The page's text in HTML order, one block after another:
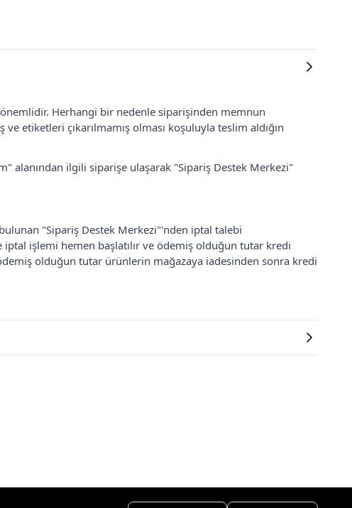
Herhangi bir nedenle siparişinden memnun
etiketleri çıkarılmamış olması koşuluyla teslim aldığın
alanından ilgili siparişe ulaşarak "Sipariş Destek Merkezi"
"Sipariş Destek Merkezi"'nden iptal talebi
işlemi hemen başlatılır ve ödemiş olduğun tutar kredi
olduğun tutar ürünlerin mağazaya iadesinden sonra kredi